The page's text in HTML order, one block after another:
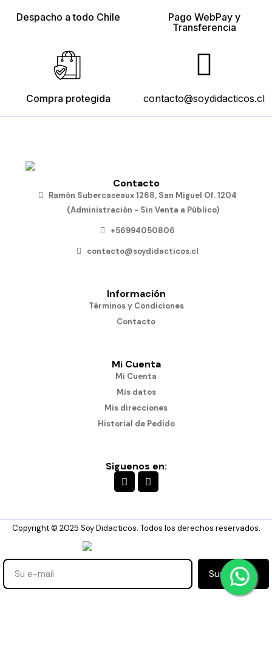
Despacho a todo Chile
Pago WebPay y
Transferencia
Compra protegida contacto@soydidacticos.cl
Contacto
Ramón Subercaseaux 1268, San Miguel Of. 1204
(Administración - Sin Venta a Público)
+56994050806
contacto@soydidacticos.cl
Información
Términos y Condiciones
Contacto
Mi Cuenta
Mi Cuenta
Mis datos
Mis direcciones
Historial de Pedido
Síguenos en:
Copyright © 2025 Soy Didacticos. Todos los derechos reservados.
Suscribirse